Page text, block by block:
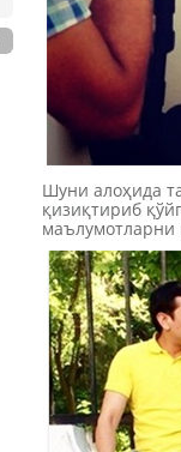
Шуни алоҳида
қизиқтириб
маълумотларни